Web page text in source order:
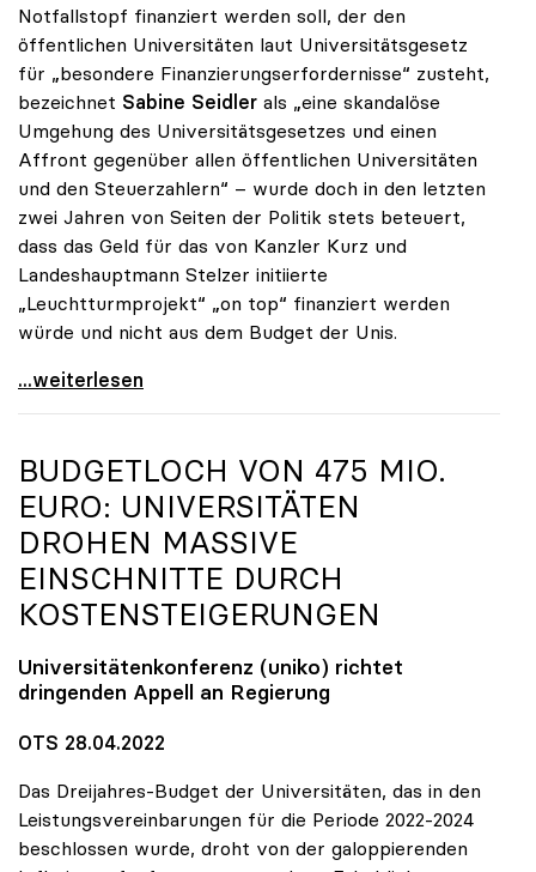
Notfallstopf finanziert werden soll, der den
öffentlichen Universitäten laut Universitätsgesetz
für „besondere Finanzierungserfordernisse“ zusteht,
bezeichnet Sabine Seidler als „eine skandalöse
Umgehung des Universitätsgesetzes und einen
Affront gegenüber allen öffentlichen Universitäten
und den Steuerzahlern“ – wurde doch in den letzten
zwei Jahren von Seiten der Politik stets beteuert,
dass das Geld für das von Kanzler Kurz und
Landeshauptmann Stelzer initiierte
„Leuchtturmprojekt“ „on top“ finanziert werden
würde und nicht aus dem Budget der Unis.
„Skandalös und zweckwidrig“: TU OÖ soll zu Lasten
...weiterlesen
BUDGETLOCH VON 475 MIO.
EURO: UNIVERSITÄTEN
DROHEN MASSIVE
EINSCHNITTE DURCH
KOSTENSTEIGERUNGEN
Universitätenkonferenz (uniko) richtet
dringenden Appell an Regierung
OTS 28.04.2022
Das Dreijahres-Budget der Universitäten, das in den
Leistungsvereinbarungen für die Periode 2022-2024
beschlossen wurde, droht von der galoppierenden